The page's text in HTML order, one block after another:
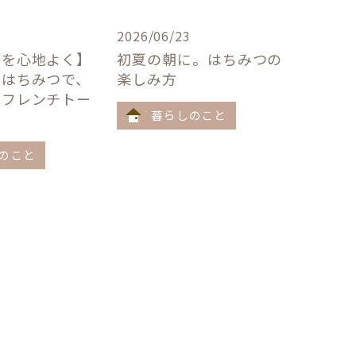
心地よく】
ちみつで、
レンチトー
こと
2026/06/23
初夏の朝に。はちみつの
楽しみ方
暮らしのこと